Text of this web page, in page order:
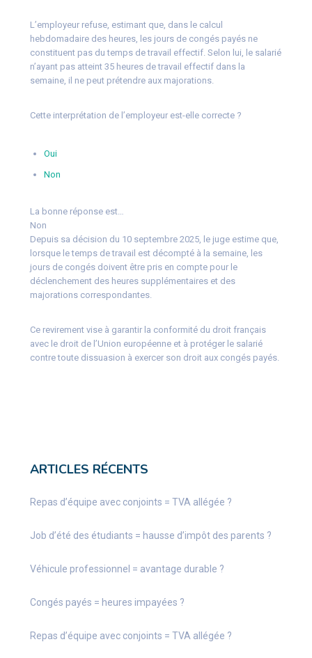
L’employeur refuse, estimant que, dans le calcul
hebdomadaire des heures, les jours de congés payés ne
constituent pas du temps de travail effectif. Selon lui, le salarié
n’ayant pas atteint 35 heures de travail effectif dans la
semaine, il ne peut prétendre aux majorations.
Cette interprétation de l’employeur est-elle correcte ?
Oui
Non
La bonne réponse est…
Non
Depuis sa décision du 10 septembre 2025, le juge estime que,
lorsque le temps de travail est décompté à la semaine, les
jours de congés doivent être pris en compte pour le
déclenchement des heures supplémentaires et des
majorations correspondantes.
Ce revirement vise à garantir la conformité du droit français
avec le droit de l’Union européenne et à protéger le salarié
contre toute dissuasion à exercer son droit aux congés payés.
ARTICLES RÉCENTS
Repas d’équipe avec conjoints = TVA allégée ?
Job d’été des étudiants = hausse d’impôt des parents ?
Véhicule professionnel = avantage durable ?
Congés payés = heures impayées ?
Repas d’équipe avec conjoints = TVA allégée ?